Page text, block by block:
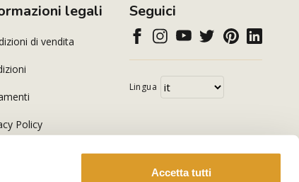
Accetta tutti
legali
di vendita
Policy
Seguici
Lingua